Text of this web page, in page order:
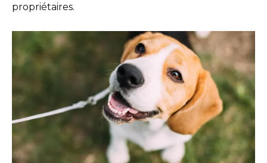
propriétaires.